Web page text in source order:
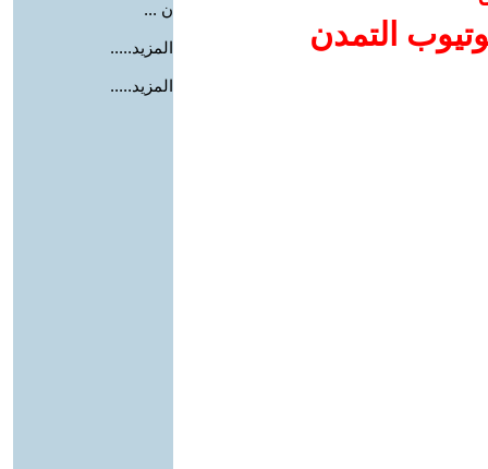
التمدن
ن ...
المزيد.....
المزيد.....